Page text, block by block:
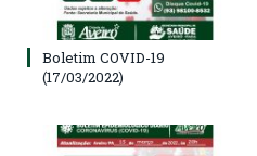
Boletim COVID-19
(17/03/2022)